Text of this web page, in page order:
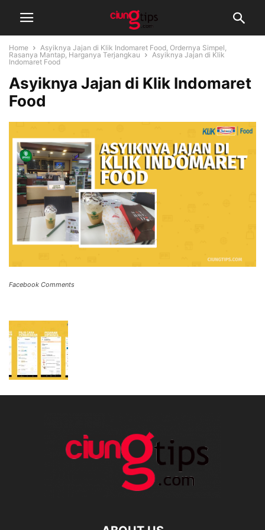
Home
Asyiknya Jajan di Klik Indomaret Food, Ordernya Simpel,
Rasanya Mantap, Harganya Terjangkau
Asyiknya Jajan di Klik
Indomaret Food
Asyiknya Jajan di Klik Indomaret
Food
Facebook Comments